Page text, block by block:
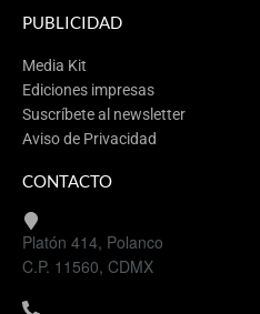
PUBLICIDAD
Media Kit
Ediciones impresas
Suscríbete al newsletter
Aviso de Privacidad
CONTACTO
Platón 414, Polanco
C.P. 11560, CDMX